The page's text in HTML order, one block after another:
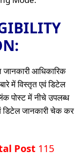
जानकारी आधिकारिक
में विस्तृत एवं डिटेल
पोस्ट में नीचे उपलब्ध
डिटेल जानकारी चेक कर
Post 115